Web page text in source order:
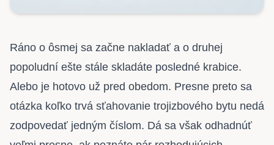
Ráno o ôsmej sa začne nakladať a o druhej
popoludní ešte stále skladáte posledné krabice.
Alebo je hotovo už pred obedom. Presne preto sa
otázka koľko trvá sťahovanie trojizbového bytu nedá
zodpovedať jedným číslom. Dá sa však odhadnúť